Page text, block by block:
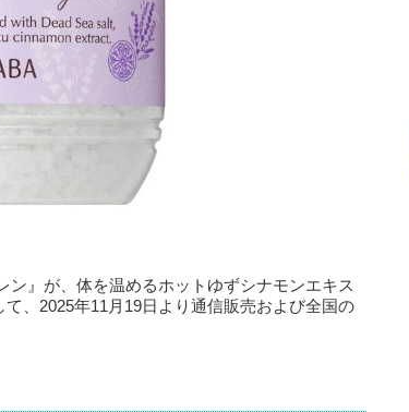
ン』が、体を温めるホットゆずシナモンエキス
、2025年11月19日より通信販売および全国の